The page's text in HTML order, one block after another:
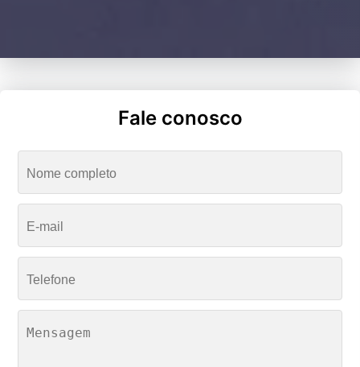
Fale conosco